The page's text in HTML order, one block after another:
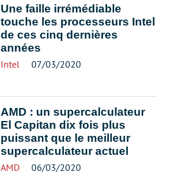
Une faille irrémédiable
touche les processeurs Intel
de ces cinq dernières
années
Intel 07/03/2020
AMD : un supercalculateur
El Capitan dix fois plus
puissant que le meilleur
supercalculateur actuel
AMD 06/03/2020